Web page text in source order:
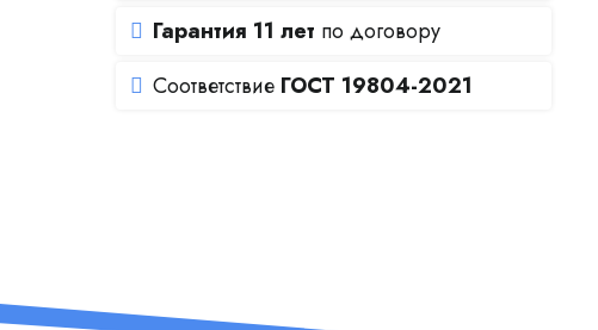
Гарантия 11 лет по договору
Соответствие ГОСТ 19804-2021